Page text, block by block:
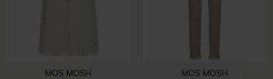
MOS MOSH
MOS MOSH